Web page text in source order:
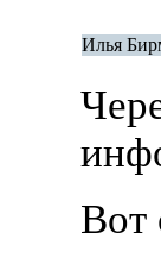
Илья
Вот